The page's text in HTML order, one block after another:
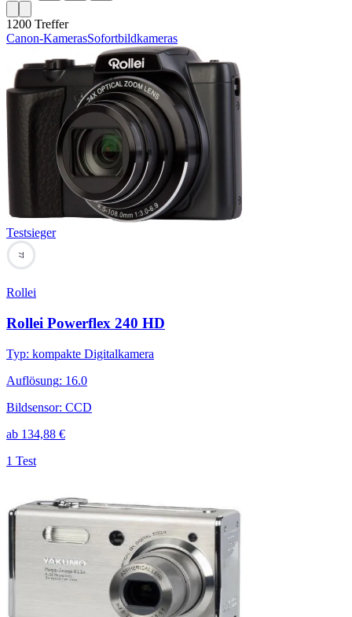
1200 Treffer
Canon-KamerasSofortbildkameras
Testsieger
77
Rollei
Rollei Powerflex 240 HD
Typ: kompakte Digitalkamera
Auflösung: 16.0
Bildsensor: CCD
ab 134,88 €
1 Test